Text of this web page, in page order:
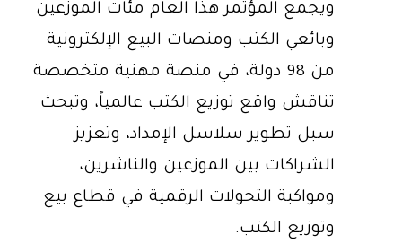
ويجمع المؤتمر هذا العام مئات الموزعين
وبائعي الكتب ومنصات البيع الإلكترونية
من 98 دولة، في منصة مهنية متخصصة
تناقش واقع توزيع الكتب عالمياً، وتبحث
سبل تطوير سلاسل الإمداد، وتعزيز
الشراكات بين الموزعين والناشرين،
ومواكبة التحولات الرقمية في قطاع بيع
وتوزيع الكتب.